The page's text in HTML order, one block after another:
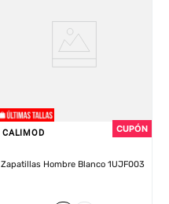
CALIMOD
Zapatillas Hombre Blanco 1UJF003